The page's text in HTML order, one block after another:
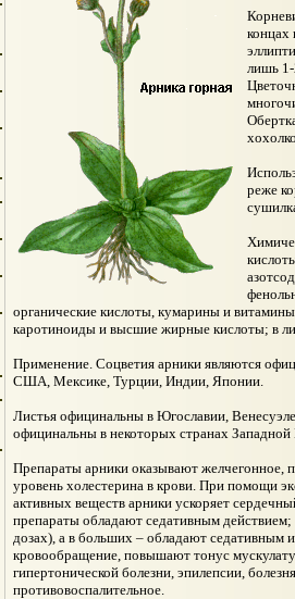
концах
лишь 1-
реже
органические кислоты, кумарины и
каротиноиды и высшие жирные кислоты; в
Применение. Соцветия арники являются
США, Мексике, Турции, Индии, Японии.
Листья официнальны в Югославии,
официнальны в некоторых странах
Препараты арники оказывают желчегонное,
уровень холестерина в крови. При помощи
активных веществ арники ускоряет
препараты обладают седативным
дозах), а в больших – обладают
кровообращение, повышают тонус
гипертонической болезни, эпилепсии,
противовоспалительное.